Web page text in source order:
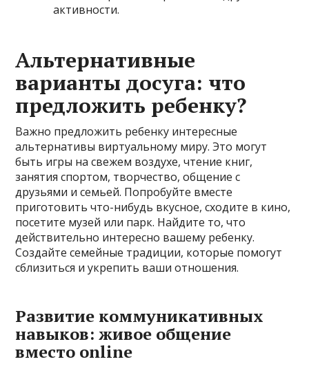
активности.
Альтернативные
варианты досуга: что
предложить ребенку?
Важно предложить ребенку интересные
альтернативы виртуальному миру. Это могут
быть игры на свежем воздухе, чтение книг,
занятия спортом, творчество, общение с
друзьями и семьей. Попробуйте вместе
приготовить что-нибудь вкусное, сходите в кино,
посетите музей или парк. Найдите то, что
действительно интересно вашему ребенку.
Создайте семейные традиции, которые помогут
сблизиться и укрепить ваши отношения.
Развитие коммуникативных
навыков: живое общение
вместо online